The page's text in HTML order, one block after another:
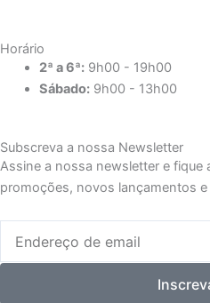
Horário
2ª a 6ª:9h00 - 19h00
Sábado:9h00 - 13h00
Subscreva a nossa Newsletter
Assine a nossa newsletter e fique
promoções, novos lançamentos e